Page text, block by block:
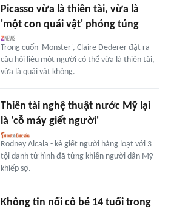
Picasso vừa là thiên tài, vừa là
'một con quái vật' phóng túng
Trong cuốn 'Monster', Claire Dederer đặt ra
câu hỏi liệu một người có thể vừa là thiên tài,
vừa là quái vật không.
Thiên tài nghệ thuật nước Mỹ lại
là 'cỗ máy giết người'
Rodney Alcala - kẻ giết người hàng loạt với 3
tội danh tử hình đã từng khiến người dân Mỹ
khiếp sợ.
Không tin nổi cô bé 14 tuổi trong